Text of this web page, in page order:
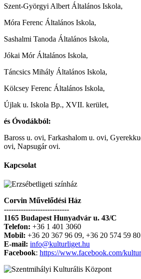
Szent-Györgyi Albert Általános Iskola,
Móra Ferenc Általános Iskola,
Sashalmi Tanoda Általános Iskola,
Jókai Mór Általános Iskola,
Táncsics Mihály Általános Iskola,
Kölcsey Ferenc Általános Iskola,
Újlak u. Iskola Bp., XVII. kerület,
és Óvodákból:
Baross u. ovi, Farkashalom u. ovi,
ovi, Napsugár ovi.
Kapcsolat
Corvin Művelődési Ház
---------------------------
1165 Budapest Hunyadvár u. 43/C
Telefon: +36 1 401 3060
Mobil: +36 20 367 96 09, +36 20 574 59 80
E-mail: info@kulturliget.hu
Facebook: https://www.facebook.com/